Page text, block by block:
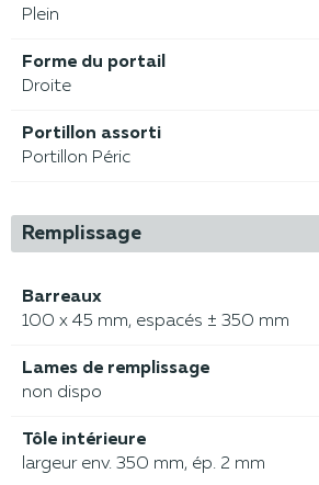
Plein
Forme du portail
Droite
Portillon assorti
Portillon Péric
Remplissage
Barreaux
100 x 45 mm, espacés ± 350 mm
Lames de remplissage
non dispo
Tôle intérieure
largeur env. 350 mm, ép. 2 mm